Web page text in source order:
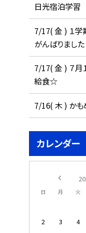
日光宿泊学習
7/17( 金 ) １
がんばりました
7/17( 金 ) ７
給食☆
7/16( 木 ) か
カレンダー
日 月 火
2
3 4